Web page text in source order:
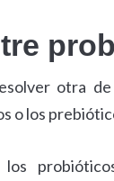
otra
o los